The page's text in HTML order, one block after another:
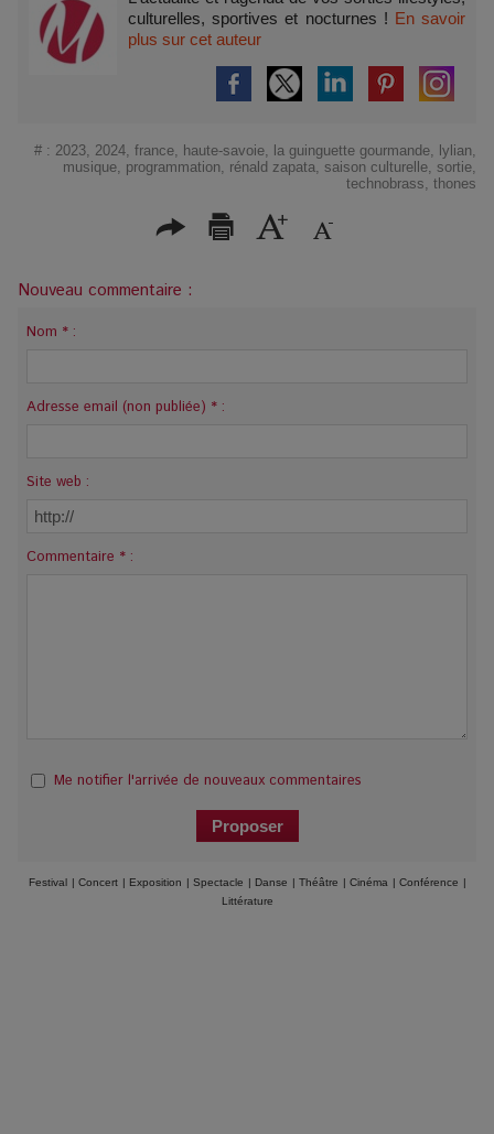
culturelles, sportives et nocturnes ! En savoir
plus sur cet auteur
# : 2023 2024 france haute-savoie la guinguette gourmande lylian
musique programmation rénald zapata saison culturelle sortie
technobrass thones
Nouveau commentaire :
Nom * :
Adresse email (non publiée) * :
Site web :
Commentaire * :
Me notifier l'arrivée de nouveaux commentaires
Festival | Concert | Exposition | Spectacle | Danse | Théâtre | Cinéma | Conférence |
Littérature